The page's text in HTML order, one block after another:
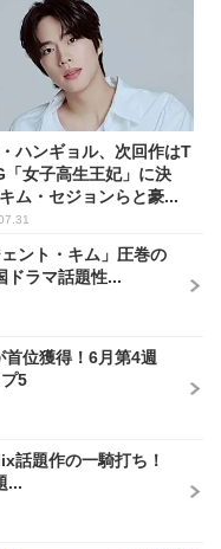
ハンギョル、次回作はT
「女子高生王妃」に決
ム・セジョンらと豪...
ント・キム」圧巻の
ドラマ話題性...
位獲得！6月第4週
5
話題作の一騎打ち！
...